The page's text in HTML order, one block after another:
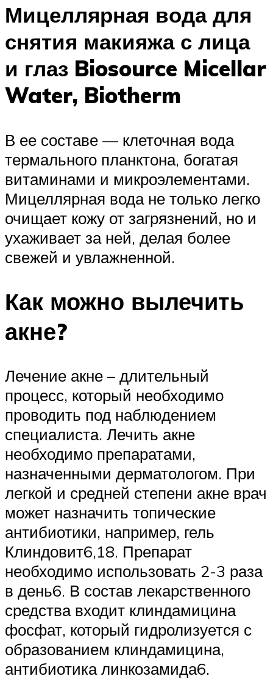
Мицеллярная вода для
снятия макияжа с лица
и глаз Biosource Micellar
Water, Biotherm
В ее составе — клеточная вода
термального планктона, богатая
витаминами и микроэлементами.
Мицеллярная вода не только легко
очищает кожу от загрязнений, но и
ухаживает за ней, делая более
свежей и увлажненной.
Как можно вылечить
акне?
Лечение акне – длительный
процесс, который необходимо
проводить под наблюдением
специалиста. Лечить акне
необходимо препаратами,
назначенными дерматологом. При
легкой и средней степени акне врач
может назначить топические
антибиотики, например, гель
Клиндовит6,18. Препарат
необходимо использовать 2-3 раза
в день6. В состав лекарственного
средства входит клиндамицина
фосфат, который гидролизуется с
образованием клиндамицина,
антибиотика линкозамида6.